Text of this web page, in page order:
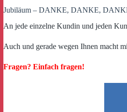
Jubiläum – DANKE, DANKE,
An jede einzelne Kundin und jeden
Auch und gerade wegen Ihnen macht
Fragen? Einfach fragen!